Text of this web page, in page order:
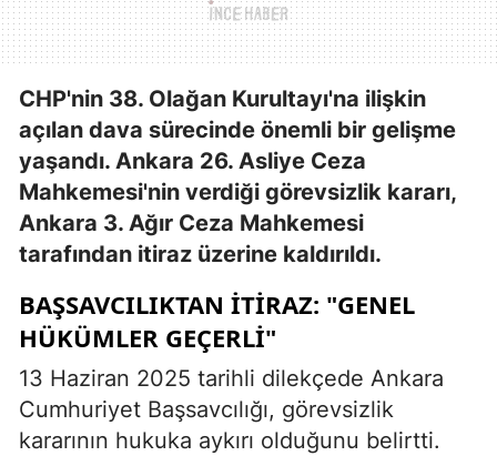
CHP'nin 38. Olağan Kurultayı'na ilişkin
açılan dava sürecinde önemli bir gelişme
yaşandı. Ankara 26. Asliye Ceza
Mahkemesi'nin verdiği görevsizlik kararı,
Ankara 3. Ağır Ceza Mahkemesi
tarafından itiraz üzerine kaldırıldı.
BAŞSAVCILIKTAN İTIRAZ: "GENEL
HÜKÜMLER GEÇERLI"
13 Haziran 2025 tarihli dilekçede Ankara
Cumhuriyet Başsavcılığı, görevsizlik
kararının hukuka aykırı olduğunu belirtti.